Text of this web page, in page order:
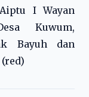
I Wayan
Kuwum,
Bayuh dan